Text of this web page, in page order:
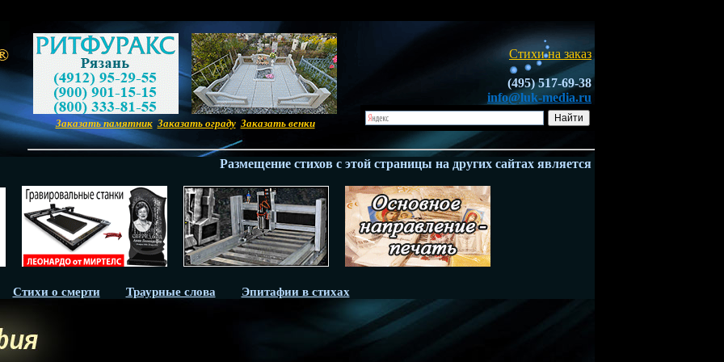
Заказать памятник Заказать ограду Заказать венки
Стихи на заказ
(495) 517-69-38
info@luk-media.ru
Размещение стихов с этой страницы на других сайтах является НАРУШЕНИЕМ
Стихи о смерти Траурные слова Эпитафии в стихах